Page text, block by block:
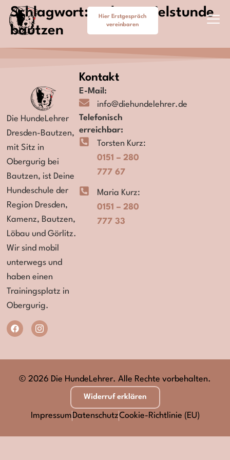
Hier Erstgespräch
vereinbaren
Schlagwort:
welpenspielstunde
bautzen
Die HundeLehrer
Dresden-Bautzen,
mit Sitz in
Obergurig bei
Bautzen, ist Deine
Hundeschule der
Region Dresden,
Kamenz, Bautzen,
Löbau und Görlitz.
Wir sind mobil
unterwegs und
haben einen
Trainingsplatz in
Obergurig.
Kontakt
E-Mail:
info@diehundelehrer.de
Telefonisch
erreichbar:
Torsten Kurz:
0151 – 280
777 67
Maria Kurz:
0151 – 280
777 33
© 2026 Die HundeLehrer. Alle Rechte vorbehalten.
Widerruf erklären
Impressum DatenschutzCookie-Richtlinie (EU)